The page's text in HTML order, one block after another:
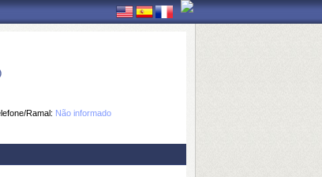
Ramal: Não informado